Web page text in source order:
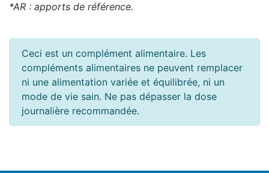
*AR : apports de référence.
Ceci est un complément alimentaire. Les
compléments alimentaires ne peuvent remplacer
ni une alimentation variée et équilibrée, ni un
mode de vie sain. Ne pas dépasser la dose
journalière recommandée.